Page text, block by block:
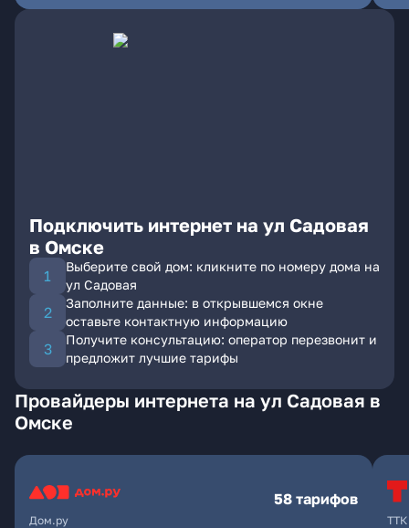
Подключить интернет на ул Садовая
в Омске
Выберите свой дом: кликните по номеру дома на
ул Садовая
Заполните данные: в открывшемся окне
оставьте контактную информацию
Получите консультацию: оператор перезвонит и
предложит лучшие тарифы
Провайдеры интернета на ул Садовая в
Омске
Дом.ру
58 тарифов
ТТК